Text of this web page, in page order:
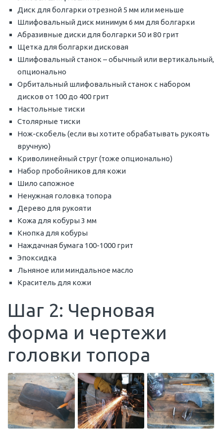
Диск для болгарки отрезной 5 мм или меньше
Шлифовальный диск минимум 6 мм для болгарки
Абразивные диски для болгарки 50 и 80 грит
Щетка для болгарки дисковая
Шлифовальный станок – обычный или вертикальный,
опционально
Орбитальный шлифовальный станок с набором
дисков от 100 до 400 грит
Настольные тиски
Столярные тиски
Нож-скобель (если вы хотите обрабатывать рукоять
вручную)
Криволинейный струг (тоже опционально)
Набор пробойников для кожи
Шило сапожное
Ненужная головка топора
Дерево для рукояти
Кожа для кобуры 3 мм
Кнопка для кобуры
Наждачная бумага 100-1000 грит
Эпоксидка
Льняное или миндальное масло
Краситель для кожи
Шаг 2: Черновая
форма и чертежи
головки топора